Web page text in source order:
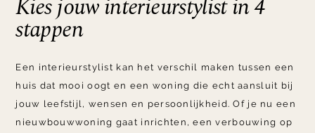
Kies jouw interieurstylist in 4
stappen
Een interieurstylist kan het verschil maken tussen een
huis dat mooi oogt en een woning die echt aansluit bij
jouw leefstijl, wensen en persoonlijkheid. Of je nu een
nieuwbouwwoning gaat inrichten, een verbouwing op